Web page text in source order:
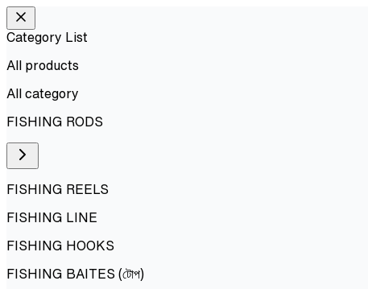
Category List
All products
All category
FISHING RODS
FISHING REELS
FISHING LINE
FISHING HOOKS
FISHING BAITES (টোপ)